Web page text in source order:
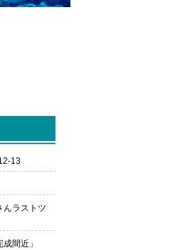
13
んラストツ
間近」